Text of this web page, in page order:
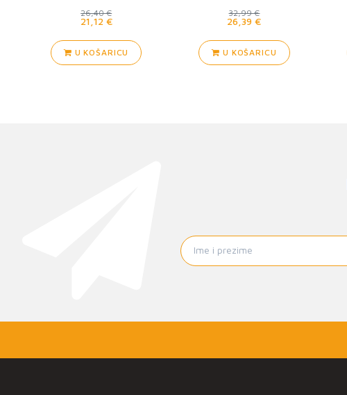
26,40 €
21,12 €
U KOŠARICU
32,99 €
26,39 €
U KOŠARICU